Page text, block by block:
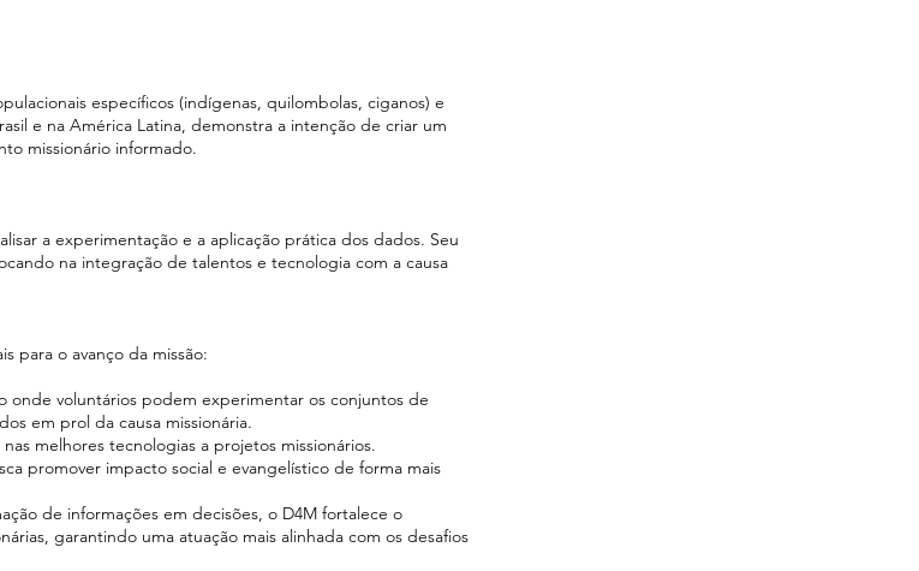
específicos (indígenas, quilombolas, ciganos) e
e na América Latina, demonstra a intenção de criar um
missionário informado.
a experimentação e a aplicação prática dos dados. Seu
na integração de talentos e tecnologia com a causa
para o avanço da missão:
onde voluntários podem experimentar os conjuntos de
em prol da causa missionária.
melhores tecnologias a projetos missionários.
promover impacto social e evangelístico de forma mais
de informações em decisões, o D4M fortalece o
garantindo uma atuação mais alinhada com os desafios